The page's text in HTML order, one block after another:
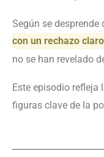
Según se desprende
con un rechazo claro
no se han revelado
Este episodio refleja
figuras clave de la